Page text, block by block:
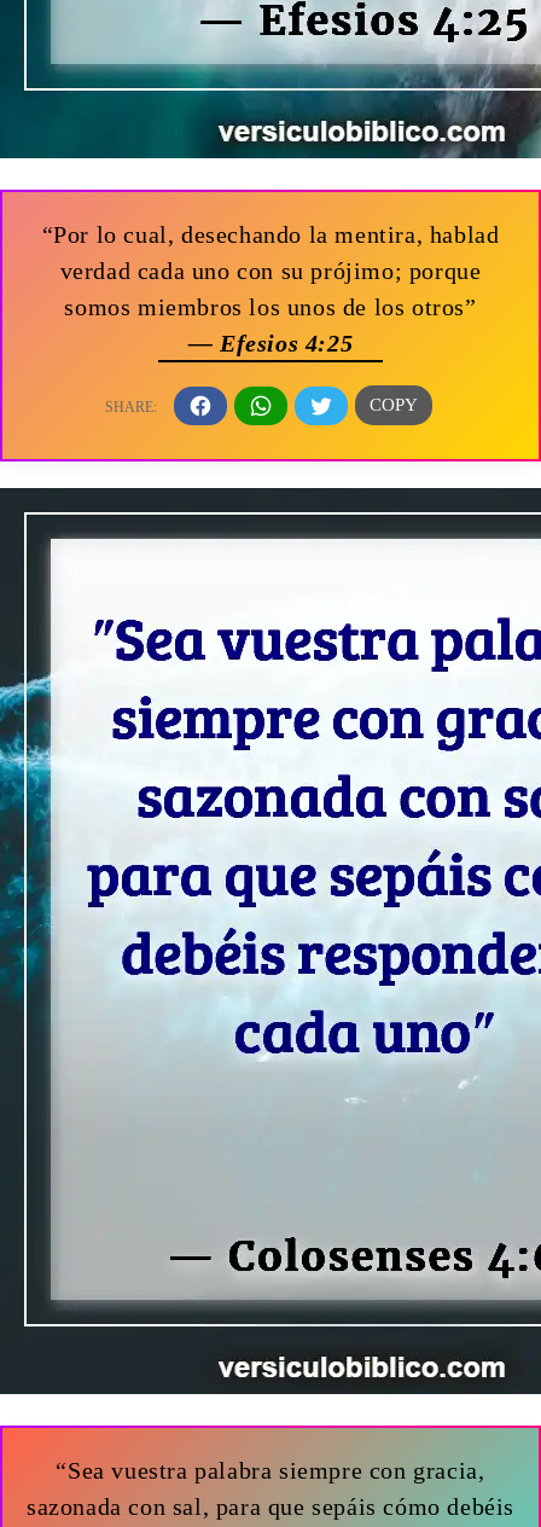
“Por lo cual, desechando la mentira, hablad
verdad cada uno con su prójimo; porque
somos miembros los unos de los otros”
— Efesios 4:25
“Sea vuestra palabra siempre con gracia,
sazonada con sal, para que sepáis cómo debéis